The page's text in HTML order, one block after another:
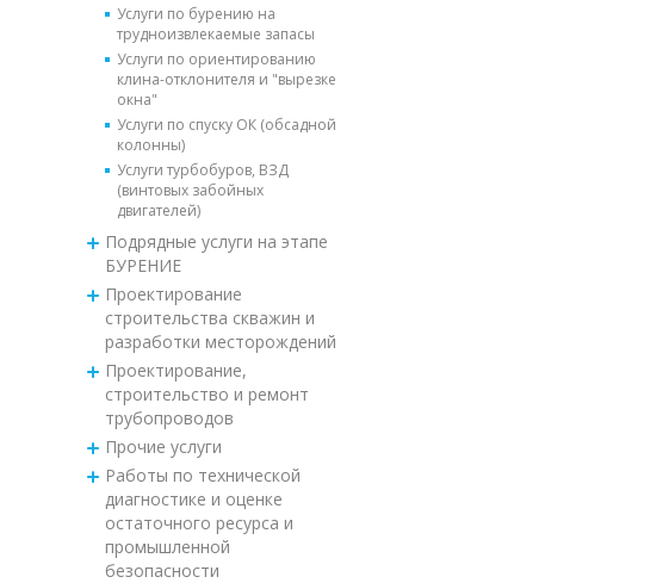
Услуги по бурению на
трудноизвлекаемые запасы
Услуги по ориентированию
клина-отклонителя и "вырезке
окна"
Услуги по спуску ОК (обсадной
колонны)
Услуги турбобуров, ВЗД
(винтовых забойных
двигателей)
Подрядные услуги на этапе
БУРЕНИЕ
Проектирование
строительства скважин и
разработки месторождений
Проектирование,
строительство и ремонт
трубопроводов
Прочие услуги
Работы по технической
диагностике и оценке
остаточного ресурса и
промышленной
безопасности